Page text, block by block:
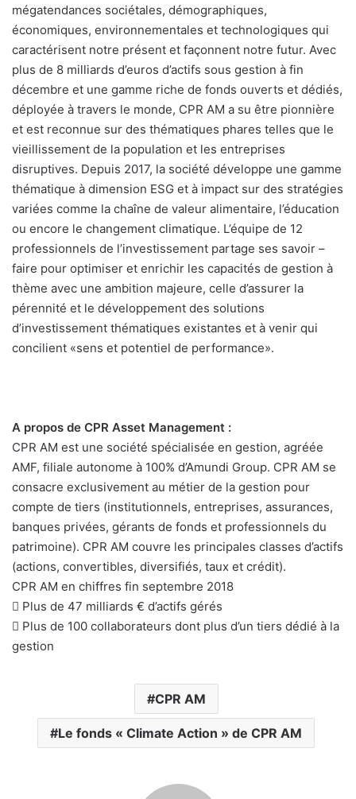
mégatendances sociétales, démographiques,
économiques, environnementales et technologiques qui
caractérisent notre présent et façonnent notre futur. Avec
plus de 8 milliards d’euros d’actifs sous gestion à fin
décembre et une gamme riche de fonds ouverts et dédiés,
déployée à travers le monde, CPR AM a su être pionnière
et est reconnue sur des thématiques phares telles que le
vieillissement de la population et les entreprises
disruptives. Depuis 2017, la société développe une gamme
thématique à dimension ESG et à impact sur des stratégies
variées comme la chaîne de valeur alimentaire, l’éducation
ou encore le changement climatique. L’équipe de 12
professionnels de l’investissement partage ses savoir –
faire pour optimiser et enrichir les capacités de gestion à
thème avec une ambition majeure, celle d’assurer la
pérennité et le développement des solutions
d’investissement thématiques existantes et à venir qui
concilient «sens et potentiel de performance».
A propos de CPR Asset Management :
CPR AM est une société spécialisée en gestion, agréée
AMF, filiale autonome à 100% d’Amundi Group. CPR AM se
consacre exclusivement au métier de la gestion pour
compte de tiers (institutionnels, entreprises, assurances,
banques privées, gérants de fonds et professionnels du
patrimoine). CPR AM couvre les principales classes d’actifs
(actions, convertibles, diversifiés, taux et crédit).
CPR AM en chiffres fin septembre 2018
 Plus de 47 milliards € d’actifs gérés
 Plus de 100 collaborateurs dont plus d’un tiers dédié à la
gestion
CPR AM
Le fonds « Climate Action » de CPR AM